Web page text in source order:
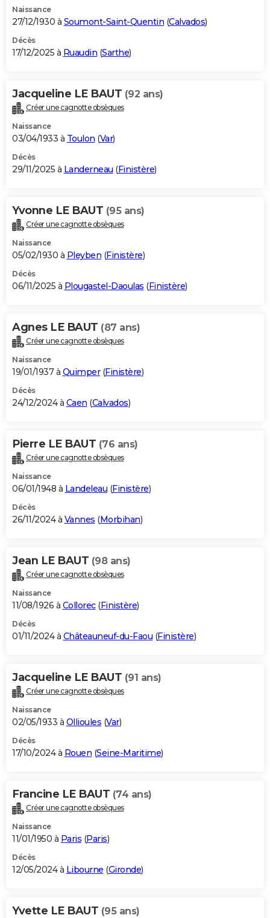
Naissance
27/12/1930 à Soumont-Saint-Quentin (Calvados)
Décès
17/12/2025 à Ruaudin (Sarthe)
Jacqueline LE BAUT (92 ans)
Créer une cagnotte obsèques
Naissance
03/04/1933 à Toulon (Var)
Décès
29/11/2025 à Landerneau (Finistère)
Yvonne LE BAUT (95 ans)
Créer une cagnotte obsèques
Naissance
05/02/1930 à Pleyben (Finistère)
Décès
06/11/2025 à Plougastel-Daoulas (Finistère)
Agnes LE BAUT (87 ans)
Créer une cagnotte obsèques
Naissance
19/01/1937 à Quimper(Finistère)
Décès
24/12/2024 à Caen (Calvados)
Pierre LE BAUT (76 ans)
Créer une cagnotte obsèques
Naissance
06/01/1948 à Landeleau (Finistère)
Décès
26/11/2024 à Vannes (Morbihan)
Jean LE BAUT (98 ans)
Créer une cagnotte obsèques
Naissance
11/08/1926 à Collorec(Finistère)
Décès
01/11/2024 à Châteauneuf-du-Faou (Finistère)
Jacqueline LE BAUT (91 ans)
Créer une cagnotte obsèques
Naissance
02/05/1933 à Ollioules (Var)
Décès
17/10/2024 à Rouen (Seine-Maritime)
Francine LE BAUT (74 ans)
Créer une cagnotte obsèques
Naissance
11/01/1950 à Paris (Paris)
Décès
12/05/2024 à Libourne (Gironde)
Yvette LE BAUT (95 ans)